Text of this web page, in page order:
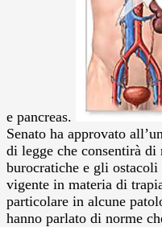
e pancreas.
Senato ha approvato
di legge che consentirà
burocratiche e gli
vigente in materia di
particolare in alcune
hanno parlato di norme